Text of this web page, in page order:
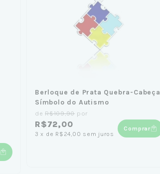
Berloque de Prata Quebra-Cabeça
Símbolo do Autismo
deR$109,90 por
R$72,00
3 x de R$24,00 sem juros
Comprar